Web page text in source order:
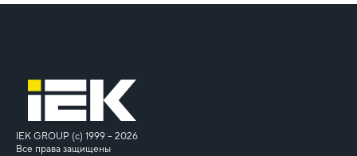
IEK GROUP (c) 1999 – 2026
Все права защищены